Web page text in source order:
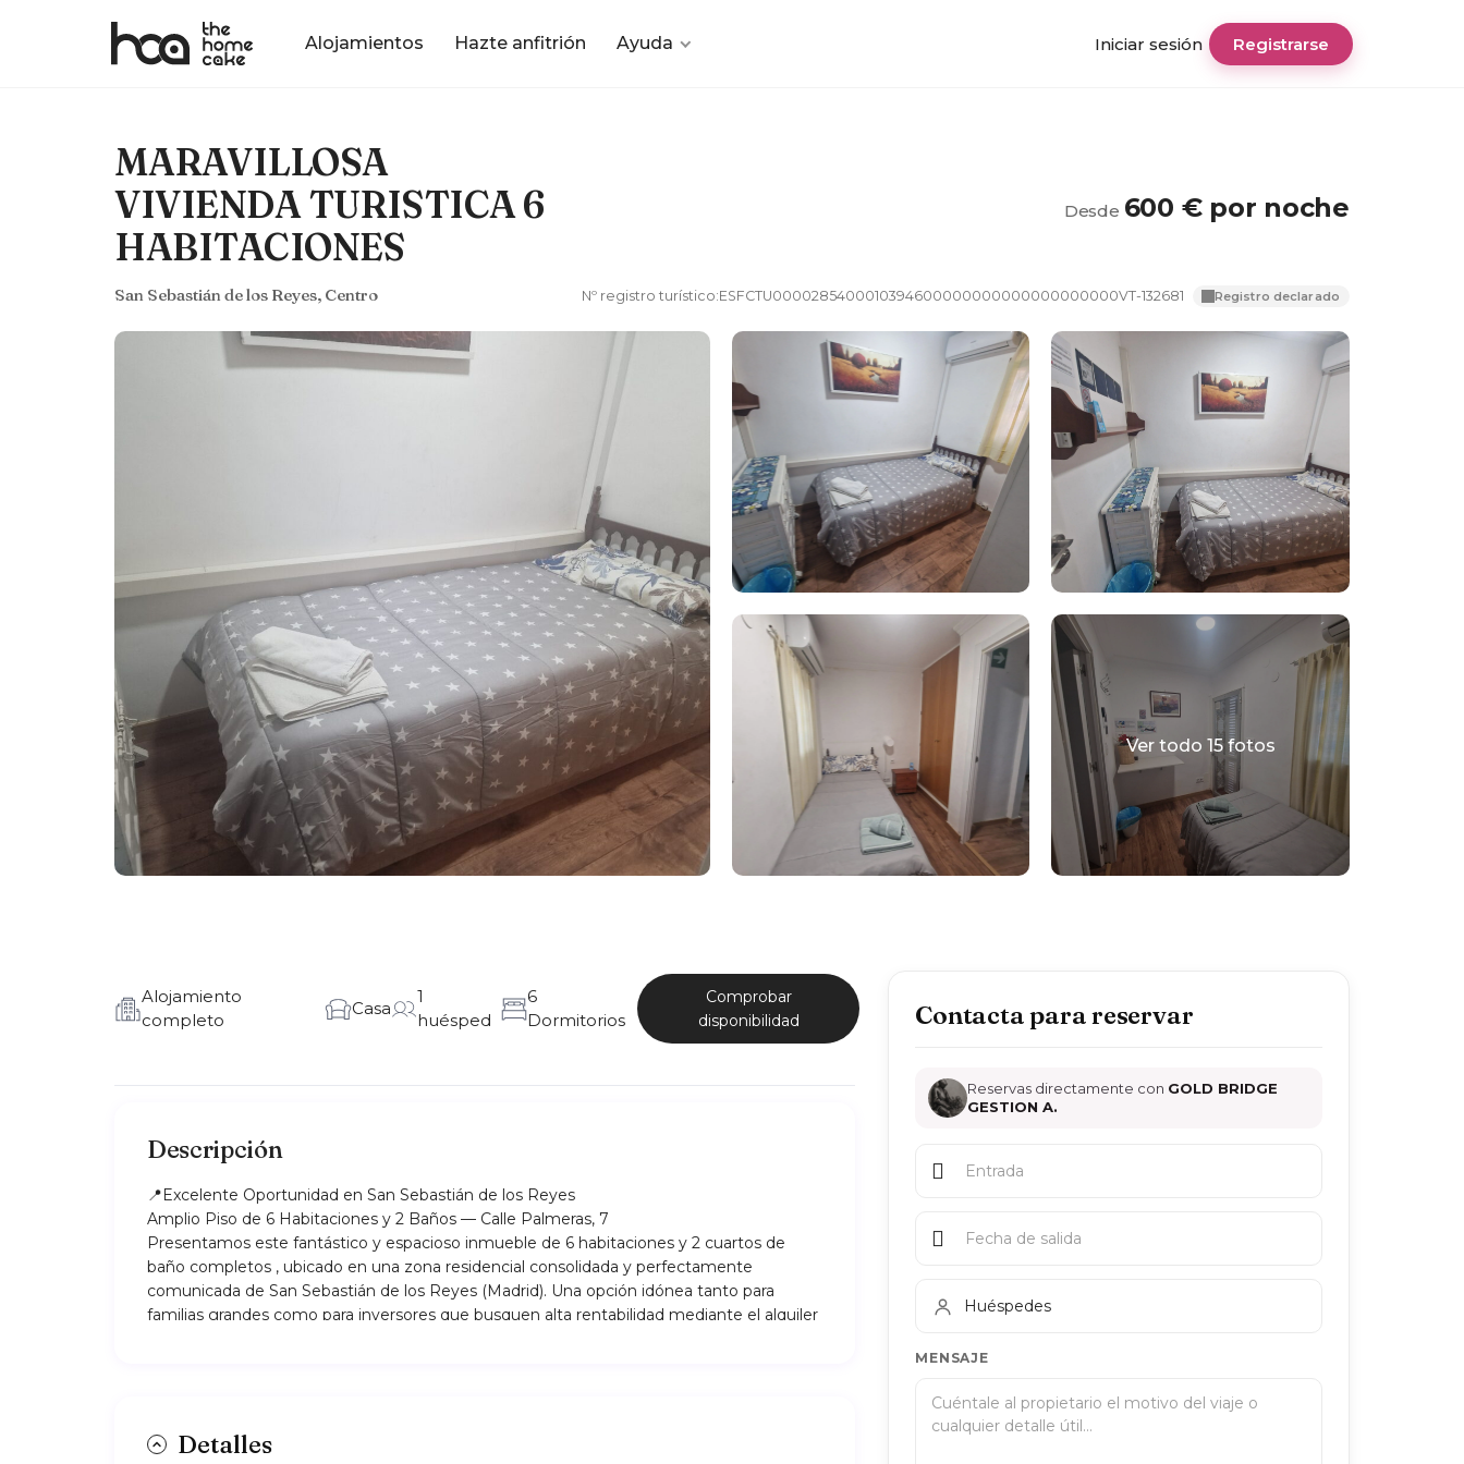
Alojamientos Hazte anfitrión Ayuda Iniciar sesión Registrarse
MARAVILLOSA
VIVIENDA TURISTICA 6
HABITACIONES
Desde 600 € por noche
San Sebastián de los Reyes, Centro Nº registro turístico:ESFCTU0000285400010394600000000000000000000VT-132681 Registro declarado
Ver todo 15 fotos
Alojamiento
completo
Casa
1
huésped
6
Dormitorios
Comprobar
disponibilidad
Descripción
📍Excelente Oportunidad en San Sebastián de los Reyes
Amplio Piso de 6 Habitaciones y 2 Baños — Calle Palmeras, 7
Presentamos este fantástico y espacioso inmueble de 6 habitaciones y 2 cuartos de
baño completos , ubicado en una zona residencial consolidada y perfectamente
comunicada de San Sebastián de los Reyes (Madrid). Una opción idónea tanto para
familias grandes como para inversores que busquen alta rentabilidad mediante el alquiler
diseñados para garantizar la privacidad de sus habitantes.
Detalles
Contacta para reservar
Reservas directamente con GOLD BRIDGE
GESTION A.
Huéspedes
MENSAJE